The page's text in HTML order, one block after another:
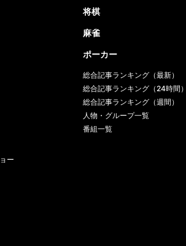
ー
将棋
麻雀
ポーカー
総合記事ランキング（最新）
総合記事ランキング（24時間）
総合記事ランキング（週間）
人物・グループ一覧
番組一覧